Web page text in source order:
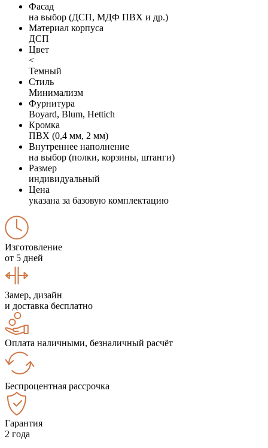
Фасад
на выбор (ДСП, МДФ ПВХ и др.)
Материал корпуса
ДСП
Цвет
<
Темный
Стиль
Минимализм
Фурнитура
Boyard, Blum, Hettich
Кромка
ПВХ (0,4 мм, 2 мм)
Внутреннее наполнение
на выбор (полки, корзины, штанги)
Размер
индивидуальный
Цена
указана за базовую комплектацию
Изготовление
от 5 дней
Замер, дизайн
и доставка бесплатно
Оплата наличными, безналичный расчёт
Беспроцентная рассрочка
Гарантия
2 года